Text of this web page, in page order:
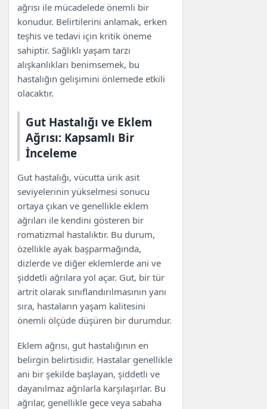
ağrısı ile mücadelede önemli bir
konudur. Belirtilerini anlamak, erken
teşhis ve tedavi için kritik öneme
sahiptir. Sağlıklı yaşam tarzı
alışkanlıkları benimsemek, bu
hastalığın gelişimini önlemede etkili
olacaktır.
Gut Hastalığı ve Eklem
Ağrısı: Kapsamlı Bir
İnceleme
Gut hastalığı, vücutta ürik asit
seviyelerinin yükselmesi sonucu
ortaya çıkan ve genellikle eklem
ağrıları ile kendini gösteren bir
romatizmal hastalıktır. Bu durum,
özellikle ayak başparmağında,
dizlerde ve diğer eklemlerde ani ve
şiddetli ağrılara yol açar. Gut, bir tür
artrit olarak sınıflandırılmasının yanı
sıra, hastaların yaşam kalitesini
önemli ölçüde düşüren bir durumdur.
Eklem ağrısı, gut hastalığının en
belirgin belirtisidir. Hastalar genellikle
ani bir şekilde başlayan, şiddetli ve
dayanılmaz ağrılarla karşılaşırlar. Bu
ağrılar, genellikle gece veya sabaha